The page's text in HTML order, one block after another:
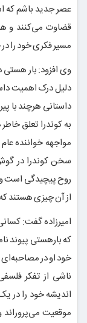
عصر جدید باشم که
قضاوت می‌کنند و
مسیر فکری خود را
وی افزود: بار
دلیل درک اهمیت
داستانی هرچند با
به کوندرا تعلق
مواجهه خواننده
سخن کوندرا در
روح پیچیدگی است و
از آن چیزی هستند
امیرزاده گفت:
که بارهستی پیوند
خود او در
ناشی از تفکر
اندیشه خود را
موقعیت